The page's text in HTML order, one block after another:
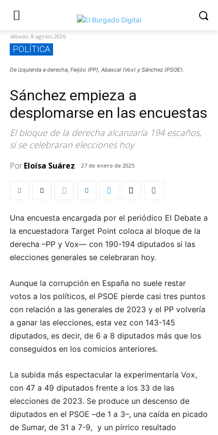
sábado, 8 agosto,2026
POLÍTICA
De izquierda a derecha, Feijóo (PP), Abascal (Vox) y Sánchez (PSOE).
Sánchez empieza a
desplomarse en las encuestas
El bloque de la derecha alcanzaría 194 escaños,
si se celebraran elecciones hoy
PorEloísa Suárez 27 de enero de 2025
Una encuesta encargada por el periódico El Debate a
la encuestadora Target Point coloca al bloque de la
derecha –PP y Vox— con 190-194 diputados si las
elecciones generales se celebraran hoy.
Aunque la corrupción en España no suele restar
votos a los políticos, el PSOE pierde casi tres puntos
con relación a las generales de 2023 y el PP volvería
a ganar las elecciones, esta vez con 143-145
diputados, es decir, de 6 a 8 diputados más que los
conseguidos en los comicios anteriores.
La subida más espectacular la experimentaría Vox,
con 47 a 49 diputados frente a los 33 de las
elecciones de 2023. Se produce un descenso de
diputados en el PSOE –de 1 a 3–, una caída en picado
de Sumar, de 31 a 7-9, y un pírrico resultado